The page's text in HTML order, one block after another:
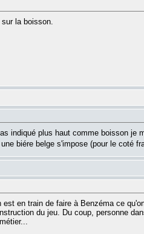
la boisson.
indiqué plus haut comme boisson
biére belge s'impose (pour le coté
en train de faire à Benzéma ce
du jeu. Du coup, personne